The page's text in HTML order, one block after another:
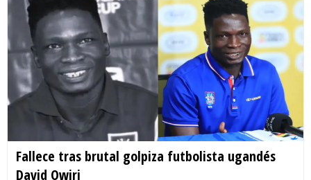
Fallece tras brutal golpiza futbolista ugandés
David Owiri